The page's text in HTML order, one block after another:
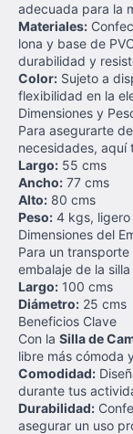
adecuada para la
Materiales:
lona y base de
durabilidad y
Color: Sujeto a
flexibilidad en la
Dimensiones y
Para asegurarte
necesidades, aquí
Largo: 55 cms
Ancho: 77 cms
Alto: 80 cms
Peso: 4 kgs,
Dimensiones del
Para un
embalaje de la
Largo: 100 cms
Diámetro: 25 cms
Beneficios Clave
Con la Silla de
libre más cómoda
Comodidad:
durante tus
Durabilidad:
asegurar un uso